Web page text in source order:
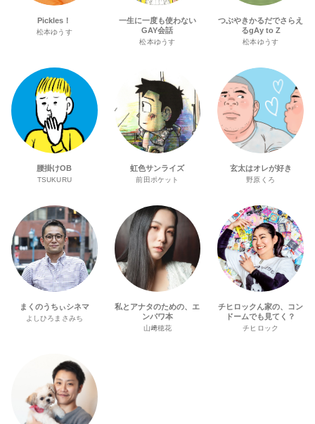
Pickles！
松本ゆうす
一生に一度も使わない
GAY会話
松本ゆうす
つぶやきかるだでさらえ
るgAy to Z
松本ゆうす
腰掛けOB
TSUKURU
虹色サンライズ
前田ポケット
玄太はオレが好き
野原くろ
まくのうちぃシネマ
よしひろまさみち
私とアナタのための、エ
ンパワ本
山﨑穂花
チヒロックん家の、コン
ドームでも見てく？
チヒロック